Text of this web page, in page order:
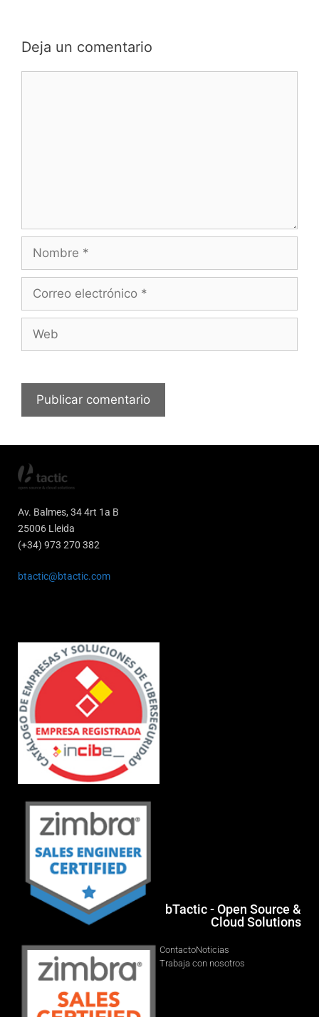
Deja un comentario
Av. Balmes, 34 4rt 1a B
25006 Lleida
(+34) 973 270 382
btactic@btactic.com
bTactic - Open Source &
Cloud Solutions
ContactoNoticias
Trabaja con nosotros